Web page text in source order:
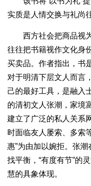
实质是人情交换与礼尚
西方社会把商品视为
往往把书籍视作文化身
买卖品。作者指出，书
对于明清下层文人而言
己的最好工具，是融入
的清初文人张潮，家境
建立了广泛的私人关系
时面临友人屡索、多索
惠”为由加以婉拒。张
找平衡，“有度有节”的
慧的具象体现。